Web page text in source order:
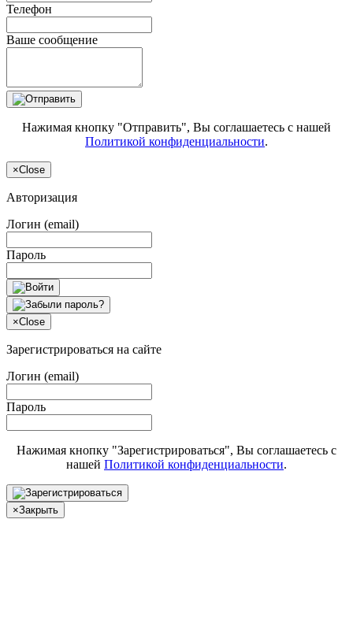
Телефон
Ваше сообщение
Нажимая кнопку "Отправить", Вы соглашаетесь с нашей
Политикой конфиденциальности.
×Close
Авторизация
Логин (email)
Пароль
×Close
Зарегистрироваться на сайте
Логин (email)
Пароль
Нажимая кнопку "Зарегистрироваться", Вы соглашаетесь с
нашей Политикой конфиденциальности.
×Закрыть